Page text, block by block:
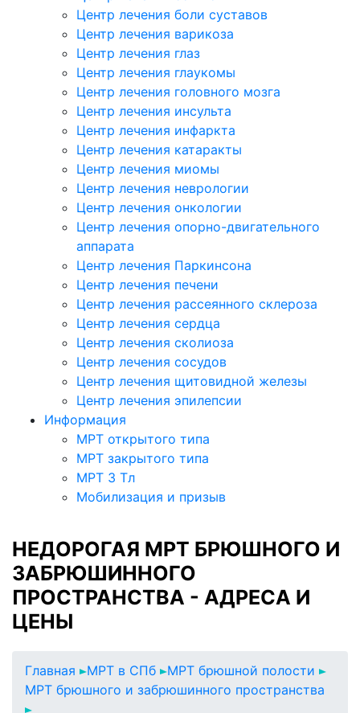
Центр лечения боли суставов
Центр лечения варикоза
Центр лечения глаз
Центр лечения глаукомы
Центр лечения головного мозга
Центр лечения инсульта
Центр лечения инфаркта
Центр лечения катаракты
Центр лечения миомы
Центр лечения неврологии
Центр лечения онкологии
Центр лечения опорно-двигательного
аппарата
Центр лечения Паркинсона
Центр лечения печени
Центр лечения рассеянного склероза
Центр лечения сердца
Центр лечения сколиоза
Центр лечения сосудов
Центр лечения щитовидной железы
Центр лечения эпилепсии
Информация
МРТ открытого типа
МРТ закрытого типа
МРТ 3 Тл
Мобилизация и призыв
НЕДОРОГАЯ МРТ БРЮШНОГО И
ЗАБРЮШИННОГО
ПРОСТРАНСТВА - АДРЕСА И
ЦЕНЫ
Главная МРТ в СПб
МРТ брюшной полости
МРТ брюшного и забрюшинного пространства